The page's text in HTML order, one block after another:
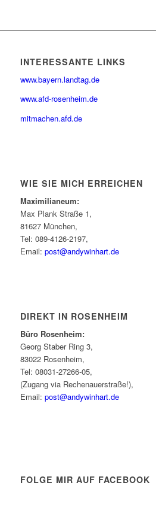
INTERESSANTE LINKS
www.bayern.landtag.de
www.afd-rosenheim.de
mitmachen.afd.de
WIE SIE MICH ERREICHEN
Maximilianeum:
Max Plank Straße 1,
81627 München,
Tel: 089-4126-2197,
Email: post@andywinhart.de
DIREKT IN ROSENHEIM
Büro Rosenheim:
Georg Staber Ring 3,
83022 Rosenheim,
Tel: 08031-27266-05,
(Zugang via Rechenauerstraße!),
Email: post@andywinhart.de
FOLGE MIR AUF FACEBOOK